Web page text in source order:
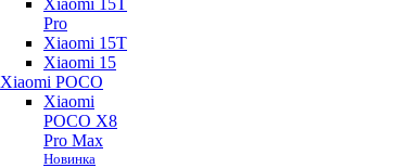
Xiaomi 15T
Pro
Xiaomi 15T
Xiaomi 15
Xiaomi POCO
Xiaomi
POCO X8
Pro Max
Новинка